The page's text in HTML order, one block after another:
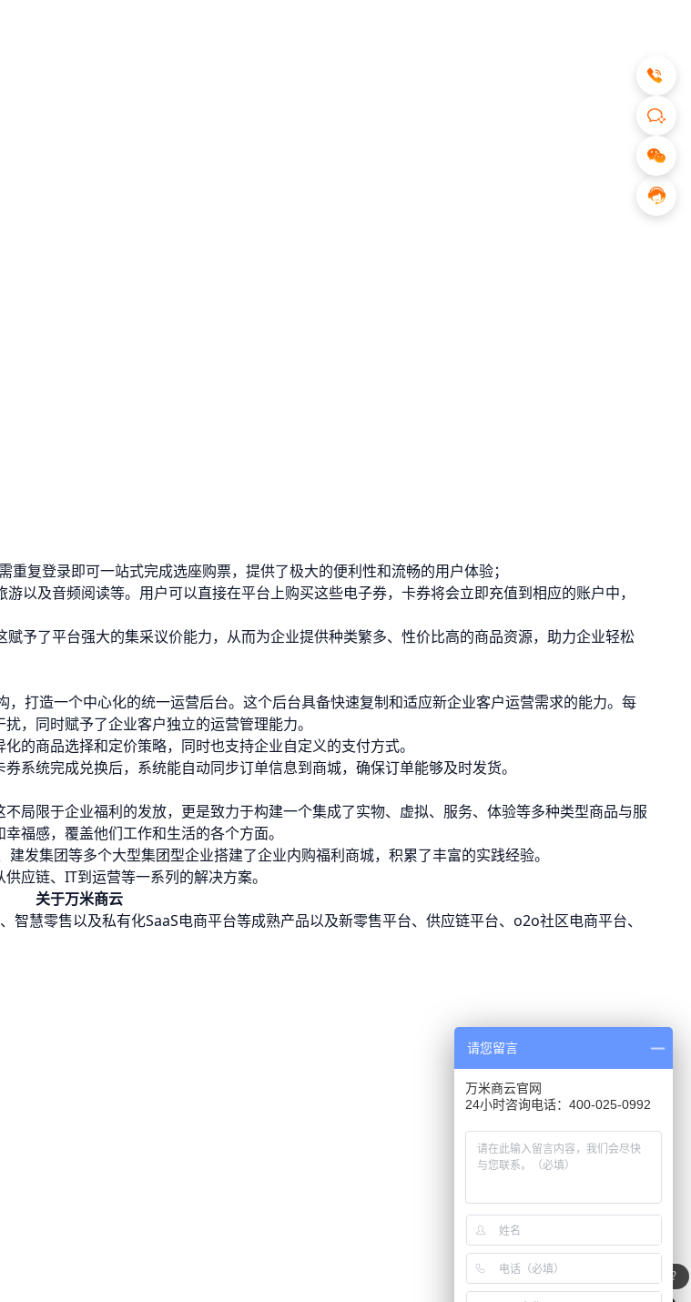
复登录即可一站式完成选座购票，提供了极大的便利性和流畅的用户体验；
以及音频阅读等。用户可以直接在平台上购买这些电子券，卡券将会立即充值到相应的账户中，
予了平台强大的集采议价能力，从而为企业提供种类繁多、性价比高的商品资源，助力企业轻松
打造一个中心化的统一运营后台。这个后台具备快速复制和适应新企业客户运营需求的能力。每
，同时赋予了企业客户独立的运营管理能力。
的商品选择和定价策略，同时也支持企业自定义的支付方式。
系统完成兑换后，系统能自动同步订单信息到商城，确保订单能够及时发货。
局限于企业福利的发放，更是致力于构建一个集成了实物、虚拟、服务、体验等多种类型商品与服
福感，覆盖他们工作和生活的各个方面。
发集团等多个大型集团型企业搭建了企业内购福利商城，积累了丰富的实践经验。
应链、IT到运营等一系列的解决方案。
关于万米商云
慧零售以及私有化SaaS电商平台等成熟产品以及新零售平台、供应链平台、o2o社区电商平台、
你们可以根据需求进行二开定制吗？
万米有什么优势
请您留言
万米商云官网
24小时咨询电话：400-025-0992